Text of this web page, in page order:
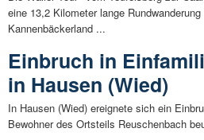
eine 13,2 Kilometer lange Rundwanderung
Kannenbäckerland ...
Einbruch in
in Hausen (Wied)
In Hausen (Wied) ereignete sich ein
Bewohner des Ortsteils Reuschenbach